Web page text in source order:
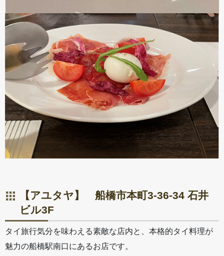
【アユタヤ】 船橋市本町3-36-34 石井
ビル3F
タイ旅行気分を味わえる素敵な店内と、本格的タイ料理が
魅力の船橋駅南口にあるお店です。